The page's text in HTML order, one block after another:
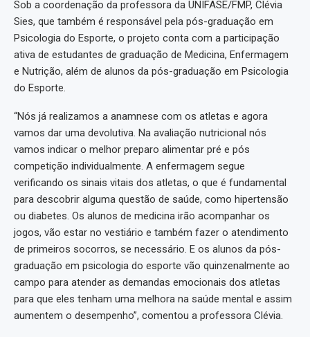
Sob a coordenação da professora da UNIFASE/FMP, Clévia
Sies, que também é responsável pela pós-graduação em
Psicologia do Esporte, o projeto conta com a participação
ativa de estudantes de graduação de Medicina, Enfermagem
e Nutrição, além de alunos da pós-graduação em Psicologia
do Esporte.
“Nós já realizamos a anamnese com os atletas e agora
vamos dar uma devolutiva. Na avaliação nutricional nós
vamos indicar o melhor preparo alimentar pré e pós
competição individualmente. A enfermagem segue
verificando os sinais vitais dos atletas, o que é fundamental
para descobrir alguma questão de saúde, como hipertensão
ou diabetes. Os alunos de medicina irão acompanhar os
jogos, vão estar no vestiário e também fazer o atendimento
de primeiros socorros, se necessário. E os alunos da pós-
graduação em psicologia do esporte vão quinzenalmente ao
campo para atender as demandas emocionais dos atletas
para que eles tenham uma melhora na saúde mental e assim
aumentem o desempenho”, comentou a professora Clévia.